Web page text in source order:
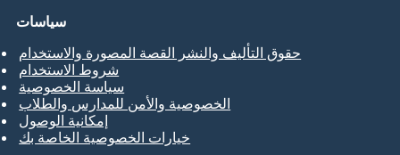
سياسات
حقوق التأليف والنشر القصة المصورة والاستخدام
شروط الاستخدام
سياسة الخصوصية
الخصوصية والأمن للمدارس والطلاب
إمكانية الوصول
خيارات الخصوصية الخاصة بك